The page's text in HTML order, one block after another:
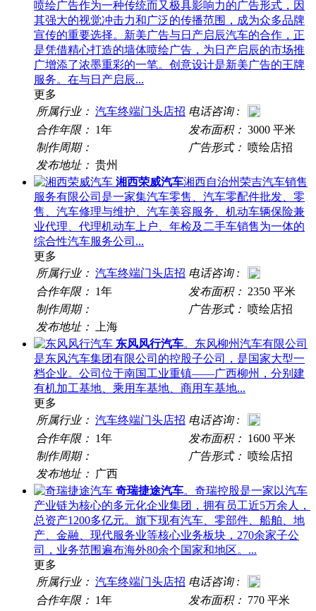
喷绘广告作为一种传统而又极具影响力的广告形式，因
其强大的视觉冲击力和广泛的传播范围，成为众多品牌
宣传的重要选择。新美广告与日产启辰汽车的合作，正
是凭借精心打造的墙体喷绘广告，为日产启辰的市场推
广增添了浓墨重彩的一笔。创意设计是新美广告的王牌
服务。在与日产启辰...
更多
所属行业： 汽车终端门头店招 电话咨询 :
合作年限： 1年 发布面积： 3000 平米
制作周期：
广告形式： 喷绘店招
发布地址： 贵州
湘西荣威汽车湘西自治州荣吉汽车销售
服务有限公司是一家集汽车零售、汽车零配件批发、零
售、汽车修理与维护、汽车美容服务、机动车辆保险兼
业代理、代理机动车上户、年检及二手车销售为一体的
综合性汽车服务公司...
更多
所属行业： 汽车终端门头店招 电话咨询 :
合作年限： 1年 发布面积： 2350 平米
制作周期：
广告形式： 喷绘店招
发布地址： 上海
东风风行汽车。东风柳州汽车有限公司
是东风汽车集团有限公司的控股子公司，是国家大型一
档企业。公司位于南国工业重镇——广西柳州，分别建
有机加工基地、乘用车基地、商用车基地...
更多
所属行业： 汽车终端门头店招 电话咨询 :
合作年限： 1年 发布面积： 1600 平米
制作周期：
广告形式： 喷绘店招
发布地址： 广西
奇瑞捷途汽车。奇瑞控股是一家以汽车
产业链为核心的多元化企业集团，拥有员工近5万余人，
总资产1200多亿元。旗下现有汽车、零部件、船舶、地
产、金融、现代服务业等核心业务板块，270余家子公
司，业务范围遍布海外80余个国家和地区。...
更多
所属行业： 汽车终端门头店招 电话咨询 :
合作年限： 1年 发布面积： 770 平米